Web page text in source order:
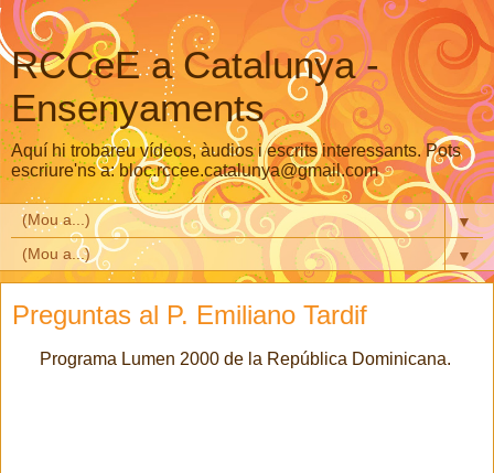
RCCeE a Catalunya -
Ensenyaments
Aquí hi trobareu vídeos, àudios i escrits interessants. Pots
escriure'ns a: bloc.rccee.catalunya@gmail.com
▼
▼
Preguntas al P. Emiliano Tardif
Programa Lumen 2000 de la República Dominicana.